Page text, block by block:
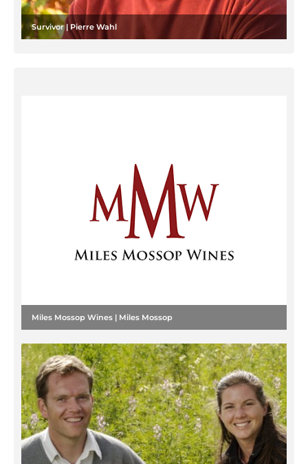
Survivor | Pierre Wahl
Miles Mossop Wines | Miles Mossop